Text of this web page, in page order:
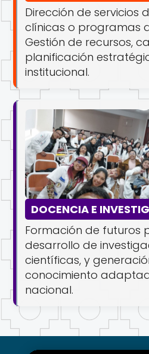
Dirección de servicios
clínicas o programas
Gestión de recursos,
planificación
institucional.
DOCENCIA E
Formación de futuros
desarrollo de
científicas, y
conocimiento
nacional.